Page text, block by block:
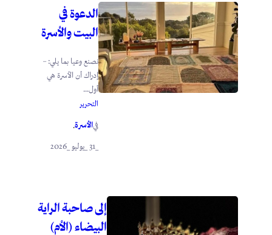
الدعوة في
البيت والأسرة
نصنع وعيا بما يلي: –
إدراك أن الأسرة هي
أول...
التحرير
فيالأسرة.
إلى صاحبة الراية
البيضاء (الأم)